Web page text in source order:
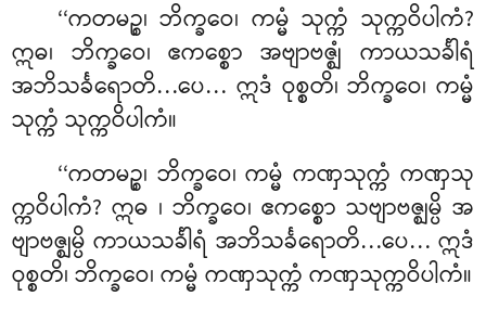
‘‘ကတမဉ္စ၊ ဘိက္ခဝေ၊ ကမ္မံ သုက္ကံ သုက္ကဝိပါကံ?
ဣဓ၊ ဘိက္ခဝေ၊ ဧကစ္စော အဗျာဗဇ္ဈံ ကာယသင်္ခါရံ
အဘိသင်္ခရောတိ…ပေ… ဣဒံ ဝုစ္စတိ၊ ဘိက္ခဝေ၊ ကမ္မံ
သုက္ကံ သုက္ကဝိပါကံ။
‘‘ကတမဉ္စ၊ ဘိက္ခဝေ၊ ကမ္မံ ကဏှသုက္ကံ ကဏှသု
က္ကဝိပါကံ? ဣဓ ၊ ဘိက္ခဝေ၊ ဧကစ္စော သဗျာဗဇ္ဈမ္ပိ အ
ဗျာဗဇ္ဈမ္ပိ ကာယသင်္ခါရံ အဘိသင်္ခရောတိ…ပေ… ဣဒံ
ဝုစ္စတိ၊ ဘိက္ခဝေ၊ ကမ္မံ ကဏှသုက္ကံ ကဏှသုက္ကဝိပါကံ။